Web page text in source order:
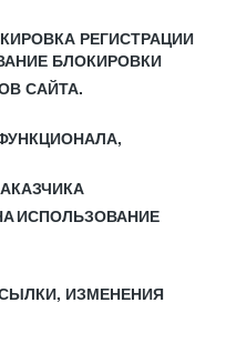
РЕГИСТРАЦИИ
БЛОКИРОВКИ
САЙТА.
ИСПОЛЬЗОВАНИЕ
ИЗМЕНЕНИЯ